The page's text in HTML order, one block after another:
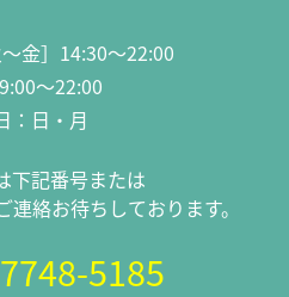
金］14:30～22:00
9:00～22:00
：日・月
下記番号または
絡お待ちしております。
5185